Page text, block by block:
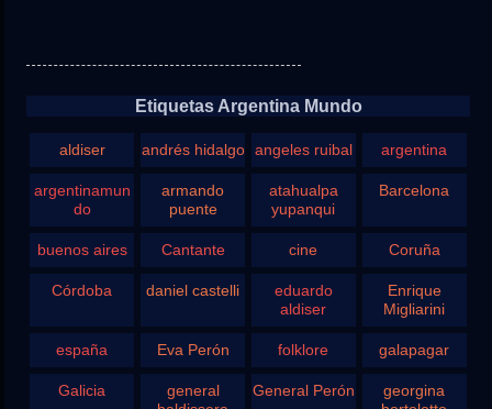
Etiquetas Argentina Mundo
aldiser andrés hidalgo angeles ruibal argentina
argentinamun
do
armando
puente
atahualpa
yupanqui
Barcelona
buenos aires Cantante cine Coruña
Córdoba daniel castelli
eduardo
aldiser
Enrique
Migliarini
españa Eva Perón folklore galapagar
Galicia
general
General Perón
georgina